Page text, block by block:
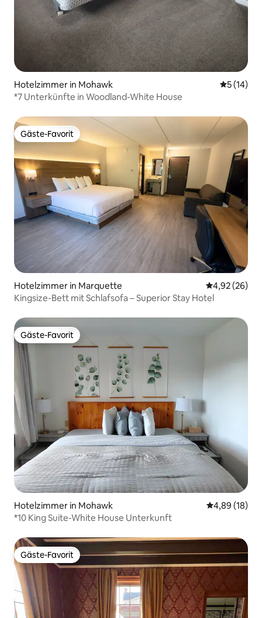
Hotelzimmer in Mohawk
5 (14)
*7 Unterkünfte in Woodland-White House
Gäste-Favorit
Gäste-Favorit
Hotelzimmer in Marquette
4,92 (26)
Kingsize-Bett mit Schlafsofa – Superior Stay Hotel
Gäste-Favorit
Gäste-Favorit
Hotelzimmer in Mohawk
4,89 (18)
*10 King Suite-White House Unterkunft
Gäste-Favorit
Gäste-Favorit